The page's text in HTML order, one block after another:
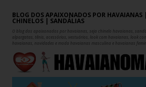
Pular para o conteúdo
BLOG DOS APAIXONADOS POR HAVAIANAS |
CHINELOS | SANDÁLIAS
O blog dos apaixonados por havaianas, seja chinelo havaianas,
alpargatas, tênis, acessórios, vestuários, look com havaianas, look
havaianas, novidades e moda havaianas masculina e havaianas